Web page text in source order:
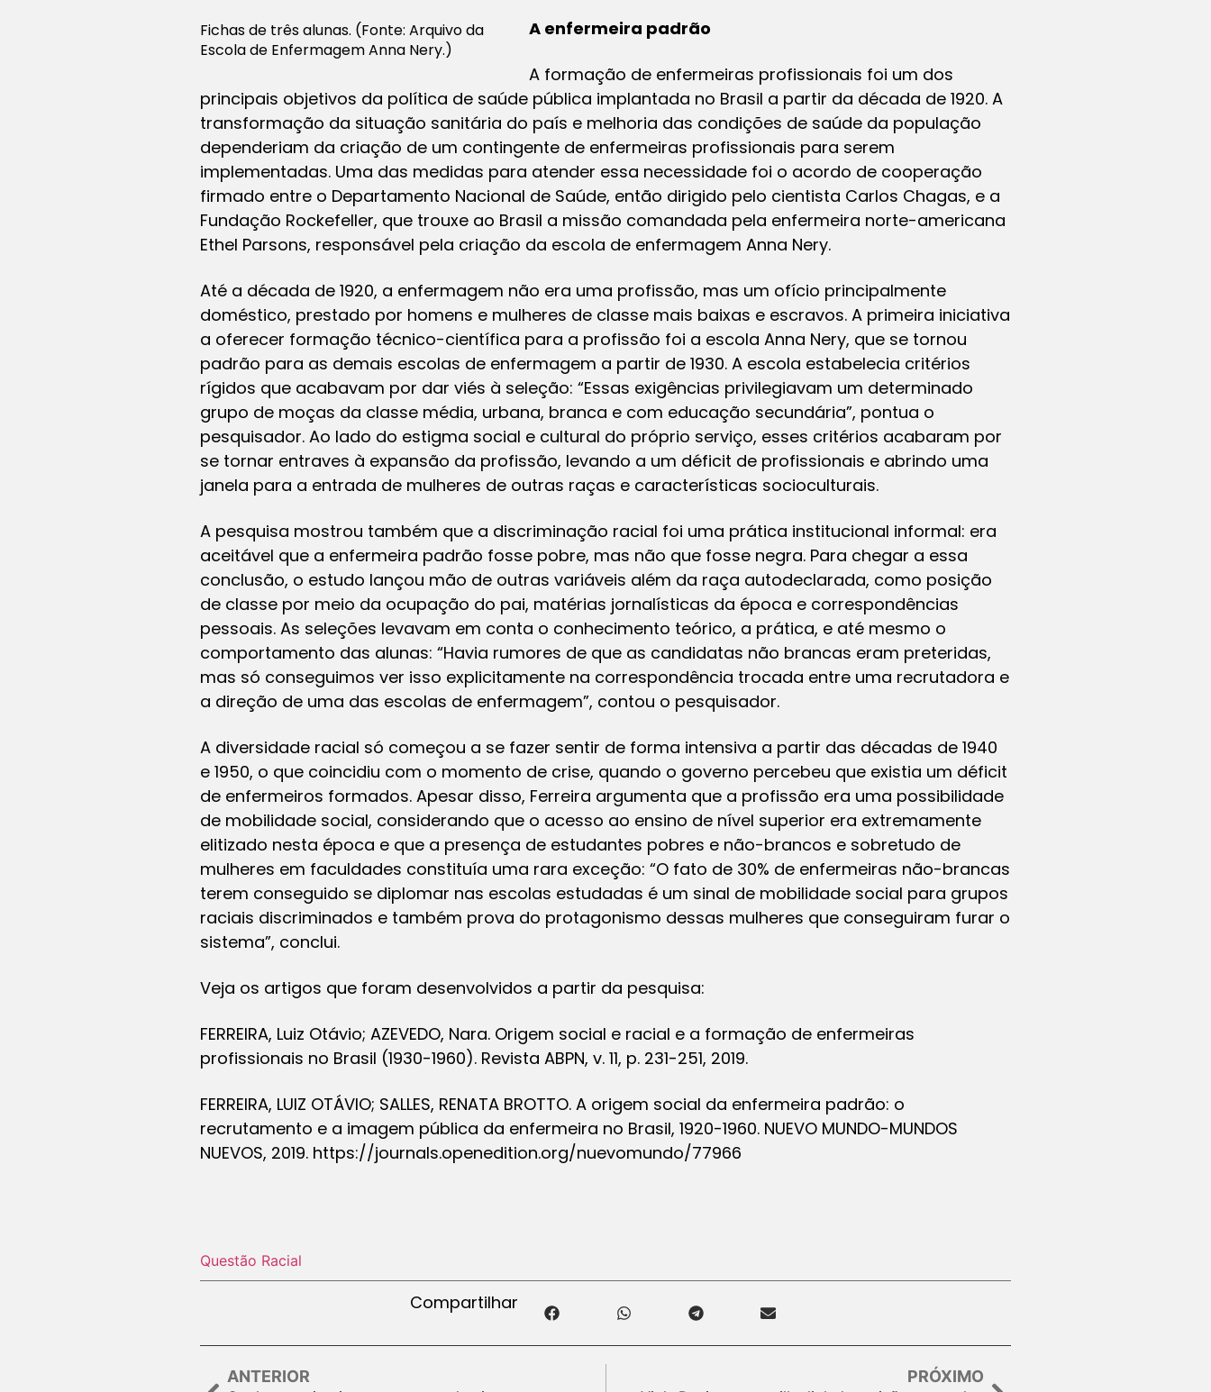
Fichas de três alunas. (Fonte: Arquivo da
Escola de Enfermagem Anna Nery.)
A enfermeira padrão
A formação de enfermeiras profissionais foi um dos
principais objetivos da política de saúde pública implantada no Brasil a partir da década de 1920. A
transformação da situação sanitária do país e melhoria das condições de saúde da população
dependeriam da criação de um contingente de enfermeiras profissionais para serem
implementadas. Uma das medidas para atender essa necessidade foi o acordo de cooperação
firmado entre o Departamento Nacional de Saúde, então dirigido pelo cientista Carlos Chagas, e a
Fundação Rockefeller, que trouxe ao Brasil a missão comandada pela enfermeira norte-americana
Ethel Parsons, responsável pela criação da escola de enfermagem Anna Nery.
Até a década de 1920, a enfermagem não era uma profissão, mas um ofício principalmente
doméstico, prestado por homens e mulheres de classe mais baixas e escravos. A primeira iniciativa
a oferecer formação técnico-científica para a profissão foi a escola Anna Nery, que se tornou
padrão para as demais escolas de enfermagem a partir de 1930. A escola estabelecia critérios
rígidos que acabavam por dar viés à seleção: “Essas exigências privilegiavam um determinado
grupo de moças da classe média, urbana, branca e com educação secundária”, pontua o
pesquisador. Ao lado do estigma social e cultural do próprio serviço, esses critérios acabaram por
se tornar entraves à expansão da profissão, levando a um déficit de profissionais e abrindo uma
janela para a entrada de mulheres de outras raças e características socioculturais.
A pesquisa mostrou também que a discriminação racial foi uma prática institucional informal: era
aceitável que a enfermeira padrão fosse pobre, mas não que fosse negra. Para chegar a essa
conclusão, o estudo lançou mão de outras variáveis além da raça autodeclarada, como posição
de classe por meio da ocupação do pai, matérias jornalísticas da época e correspondências
pessoais. As seleções levavam em conta o conhecimento teórico, a prática, e até mesmo o
comportamento das alunas: “Havia rumores de que as candidatas não brancas eram preteridas,
mas só conseguimos ver isso explicitamente na correspondência trocada entre uma recrutadora e
a direção de uma das escolas de enfermagem”, contou o pesquisador.
A diversidade racial só começou a se fazer sentir de forma intensiva a partir das décadas de 1940
e 1950, o que coincidiu com o momento de crise, quando o governo percebeu que existia um déficit
de enfermeiros formados. Apesar disso, Ferreira argumenta que a profissão era uma possibilidade
de mobilidade social, considerando que o acesso ao ensino de nível superior era extremamente
elitizado nesta época e que a presença de estudantes pobres e não-brancos e sobretudo de
mulheres em faculdades constituía uma rara exceção: “O fato de 30% de enfermeiras não-brancas
terem conseguido se diplomar nas escolas estudadas é um sinal de mobilidade social para grupos
raciais discriminados e também prova do protagonismo dessas mulheres que conseguiram furar o
sistema”, conclui.
Veja os artigos que foram desenvolvidos a partir da pesquisa:
FERREIRA, Luiz Otávio; AZEVEDO, Nara. Origem social e racial e a formação de enfermeiras
profissionais no Brasil (1930-1960). Revista ABPN, v. 11, p. 231-251, 2019.
FERREIRA, LUIZ OTÁVIO; SALLES, RENATA BROTTO. A origem social da enfermeira padrão: o
recrutamento e a imagem pública da enfermeira no Brasil, 1920-1960. NUEVO MUNDO-MUNDOS
NUEVOS, 2019. https://journals.openedition.org/nuevomundo/77966
Questão Racial
Compartilhar
ANTERIOR PRÓXIMO